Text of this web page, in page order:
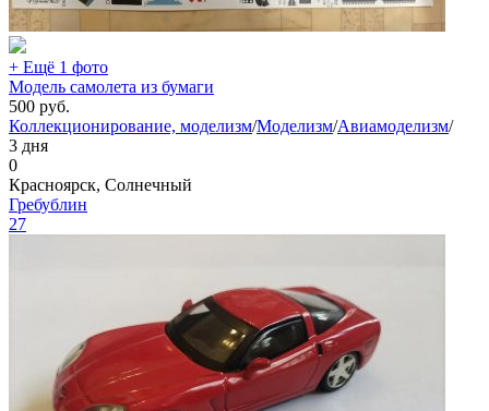
+ Ещё 1 фото
Модель самолета из бумаги
500 руб.
Коллекционирование, моделизм/Моделизм/Авиамоделизм/
3 дня
0
Красноярск, Солнечный
Гребублин
27